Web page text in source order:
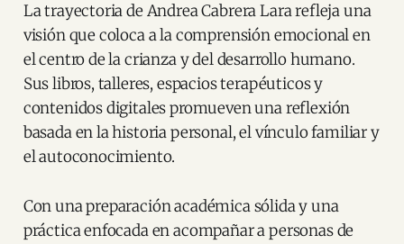
La trayectoria de Andrea Cabrera Lara refleja una
visión que coloca a la comprensión emocional en
el centro de la crianza y del desarrollo humano.
Sus libros, talleres, espacios terapéuticos y
contenidos digitales promueven una reflexión
basada en la historia personal, el vínculo familiar y
el autoconocimiento.
Con una preparación académica sólida y una
práctica enfocada en acompañar a personas de